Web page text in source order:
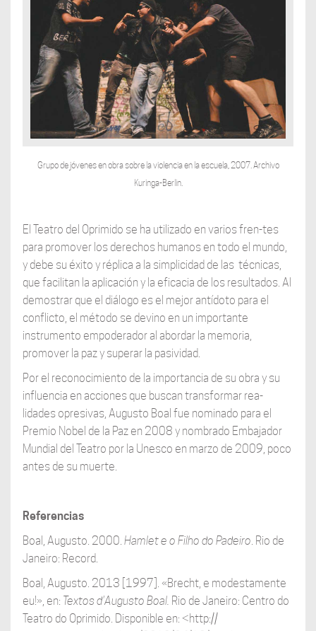
Grupo de jóvenes en obra sobre la violencia en la escuela, 2007. Archivo
Kuringa-Berlin.
El Teatro del Oprimido se ha utilizado en varios fren-tes
para promover los derechos humanos en todo el mundo,
y debe su éxito y réplica a la simplicidad de las técnicas,
que facilitan la aplicación y la eficacia de los resultados. Al
demostrar que el diálogo es el mejor antídoto para el
conflicto, el método se devino en un importante
instrumento empoderador al abordar la memoria,
promover la paz y superar la pasividad.
Por el reconocimiento de la importancia de su obra y su
influencia en acciones que buscan transformar rea-
lidades opresivas, Augusto Boal fue nominado para el
Premio Nobel de la Paz en 2008 y nombrado Embajador
Mundial del Teatro por la Unesco en marzo de 2009, poco
antes de su muerte.
Referencias
Boal, Augusto. 2000. Hamlet e o Filho do Padeiro . Rio de
Janeiro: Record.
Boal, Augusto. 2013 [1997]. «Brecht, e modestamente
eu!», en: Textos d'Augusto Boal. Rio de Janeiro: Centro do
Teatro do Oprimido. Disponible en: <http://